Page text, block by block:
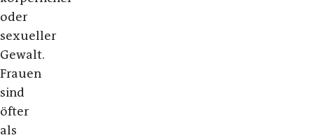
oder
sexueller
Gewalt.
Frauen
sind
öfter
als